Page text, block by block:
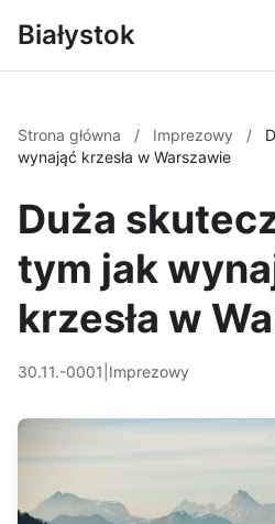
Białystok
Strona główna / Imprezowy /
wynająć krzesła w Warszawie
Duża
tym jak
krzesła w
30.11.-0001 Imprezowy